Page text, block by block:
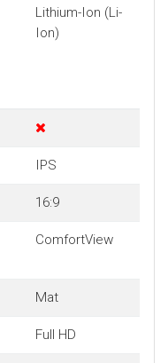
recycled plastic
Zo kun jij een meer
Lithium-Ion (Li-
Ion)
IPS
16:9
ComfortView
Mat
Full HD